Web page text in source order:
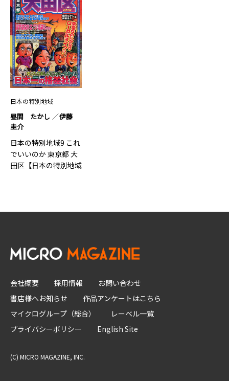
日本の特別地域
昼間 たかし
伊藤
圭介
日本の特別地域9 これ
でいいのか 東京都 大
田区【日本の特別地域
会社概要 採用情報
お問い合わせ
書店様へお知らせ
作品アンケートはこちら
マイクログループ（総合）
レーベル一覧
プライバシーポリシー
English Site
(C) MICRO MAGAZINE, INC.